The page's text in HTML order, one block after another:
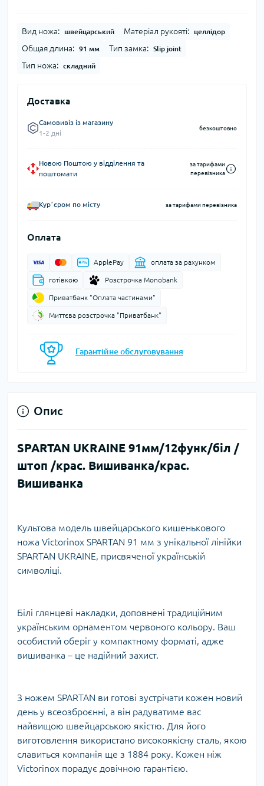
Вид ножа: швейцарський Матеріал рукояті: целлідор
Общая длина: 91 мм Тип замка: Slip joint
Тип ножа: складний
Доставка
Самовивіз із магазину
1-2 дні
безкоштовно
Новою Поштою у відділення та
поштомати
за тарифами
перевізника
Курʼєром по місту за тарифами перевізника
Оплата
ApplePay оплата за рахунком
готівкою Розстрочка Monobank
Приватбанк "Оплата частинами"
Миттєва розстрочка "Приватбанк"
Гарантійне обслуговування
Опис
SPARTAN UKRAINE 91мм/12функ/біл /
штоп /крас. Вишиванка/крас.
Вишиванка
Культова модель швейцарського кишенькового
ножа Victorinox SPARTAN 91 мм з унікальної лінійки
SPARTAN UKRAINE, присвяченої українській
символіці.
Білі глянцеві накладки, доповнені традиційним
українським орнаментом червоного кольору. Ваш
особистий оберіг у компактному форматі, адже
вишиванка – це надійний захист.
З ножем SPARTAN ви готові зустрічати кожен новий
день у всеозброєнні, а він радуватиме вас
найвищою швейцарською якістю. Для його
виготовлення використано високоякісну сталь, якою
славиться компанія ще з 1884 року. Кожен ніж
Victorinox порадує довічною гарантією.